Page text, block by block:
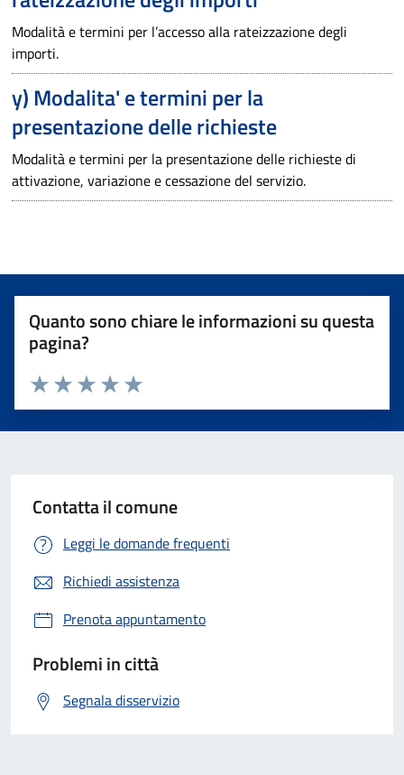
Modalità e termini per l’accesso alla rateizzazione degli
importi.
y) Modalita' e termini per la
presentazione delle richieste
Modalità e termini per la presentazione delle richieste di
attivazione, variazione e cessazione del servizio.
Quanto sono chiare le informazioni su questa
pagina?
Valuta 5 stelle su 5
Valuta 4 stelle su 5
Valuta 3 stelle su 5
Valuta 2 stelle su 5
Valuta 1 stelle su 5
Contatta il comune
Leggi le domande frequenti
Richiedi assistenza
Prenota appuntamento
Problemi in città
Segnala disservizio